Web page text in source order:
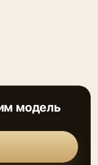
модель